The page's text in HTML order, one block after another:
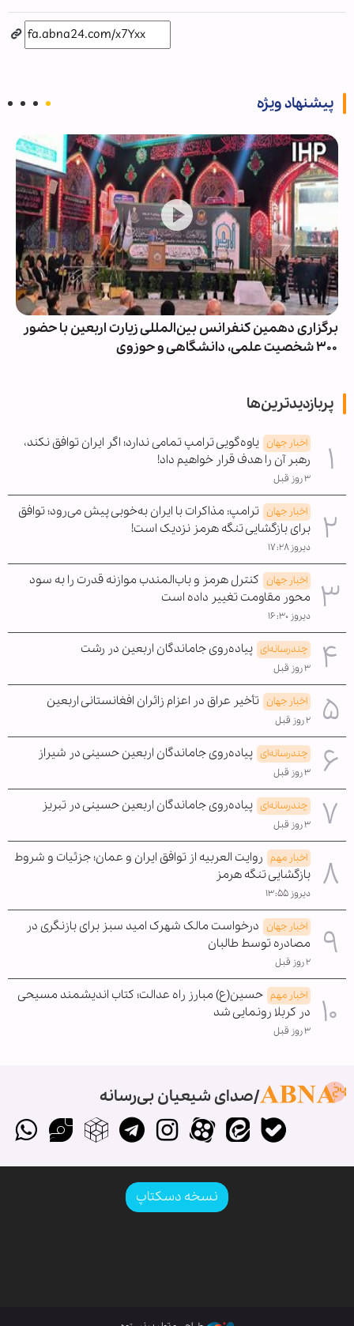
پیشنهاد ویژه
برگزاری دهمین کنفرانس بین‌المللی زیارت اربعین با حضور
۳۰۰ شخصیت‌ علمی، دانشگاهی و حوزوی
پربازدیدترین‌ها
اخبار جهان یاوه‌گویی ترامپ تمامی ندارد؛ اگر ایران توافق نکند،
رهبر آن را هدف قرار خواهیم داد!
۳ روز قبل
اخبار جهان ترامپ: مذاکرات با ایران به‌خوبی پیش می‌رود؛ توافق
برای بازگشایی تنگه هرمز نزدیک است!
دیروز ۱۷:۲۸
اخبار جهان کنترل هرمز و باب‌المندب موازنه قدرت را به سود
محور مقاومت تغییر داده است
دیروز ۱۶:۳۰
چندرسانه‌ای پیاده‌روی جاماندگان اربعین در رشت
۳ روز قبل
اخبار جهان تأخیر عراق در اعزام زائران افغانستانی اربعین
۲ روز قبل
چندرسانه‌ای پیاده‌روی جاماندگان اربعین حسینی در شیراز
۳ روز قبل
چندرسانه‌ای پیاده‌روی جاماندگان اربعین حسینی در تبریز
۳ روز قبل
اخبار مهم روایت العربیه از توافق ایران و عمان؛ جزئیات و شروط
بازگشایی تنگه هرمز
دیروز ۱۳:۵۵
اخبار جهان درخواست مالک شهرک امید سبز برای بازنگری در
مصادره توسط طالبان
۲ روز قبل
اخبار مهم حسین(ع) مبارز راه عدالت؛ کتاب اندیشمند مسیحی
در کربلا رونمایی شد
۳ روز قبل
صدای شیعیان بی‌رسانه
نسخه دسکتاپ